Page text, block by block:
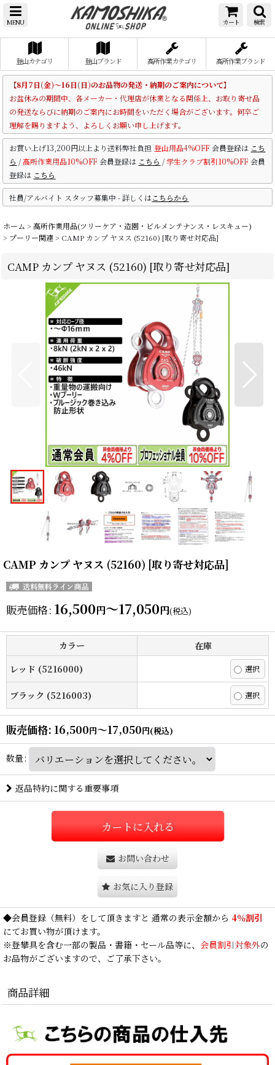
MENU カート 検索
登山カテゴリ 登山ブランド 高所作業カテゴリ 高所作業ブランド
【8月7日(金)～16日(日)のお品物の発送・納期のご案内について】
お盆休みの期間中、各メーカー・代理店が休業となる関係上、お取り寄せ品
の発送ならびに納期のご案内にお時間をいただく場合がございます。何卒ご
理解を賜りますよう、よろしくお願い申し上げます。
お買い上げ13,200円以上より送料弊社負担 登山用品4%OFF 会員登録は こち
ら /高所作業用品10%OFF 会員登録は こちら /学生クラブ割引10%OFF 会員
登録は こちら
社員/アルバイト スタッフ募集中 - 詳しくはこちらから
ホーム > 高所作業用品(ツリーケア・造園・ビルメンテナンス・レスキュー)
> プーリー関連> CAMP カンプ ヤヌス (52160) [取り寄せ対応品]
CAMP カンプ ヤヌス (52160) [取り寄せ対応品]
CAMP カンプ ヤヌス (52160) [取り寄せ対応品]
販売価格: 16,500円～17,050円(税込)
カラー
在庫
レッド (5216000)
ブラック (5216003)
販売価格: 16,500円～17,050円(税込)
数量:
返品特約に関する重要事項
カートに入れる
お問い合わせ
お気に入り登録
◆会員登録 （無料）をして頂きますと 通常の表示金額から 4％割引
にてお買い物が頂けます。
※登攀具を含む一部の製品・書籍・セール品等に、 会員割引対象外の
お品物がございますので、ご了承下さい。
商品詳細